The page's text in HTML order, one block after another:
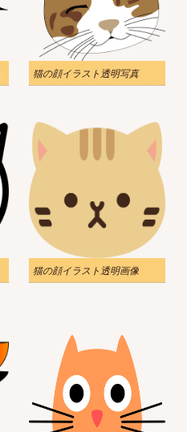
猫の顔イラスト透明写真
猫の顔イラスト透明画像